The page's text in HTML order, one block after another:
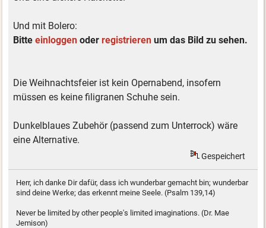
Und mit Bolero:
Bitteeinloggen oderregistrieren um das Bild zu sehen.
Die Weihnachtsfeier ist kein Opernabend, insofern
müssen es keine filigranen Schuhe sein.
Dunkelblaues Zubehör (passend zum Unterrock) wäre
eine Alternative.
Gespeichert
Herr, ich danke Dir dafür, dass ich wunderbar gemacht bin; wunderbar
sind deine Werke; das erkennt meine Seele. (Psalm 139,14)
Never be limited by other people's limited imaginations. (Dr. Mae
Jemison)